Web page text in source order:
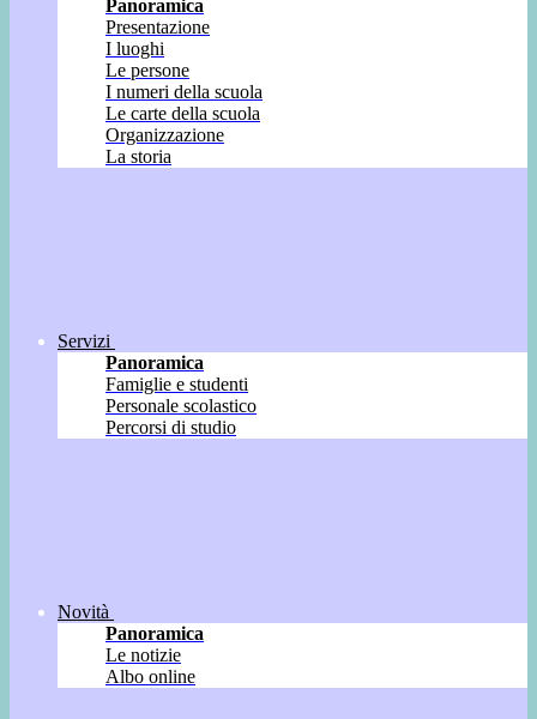
Panoramica
Presentazione
I luoghi
Le persone
I numeri della scuola
Le carte della scuola
Organizzazione
La storia
Servizi
Panoramica
Famiglie e studenti
Personale scolastico
Percorsi di studio
Novità
Panoramica
Le notizie
Albo online